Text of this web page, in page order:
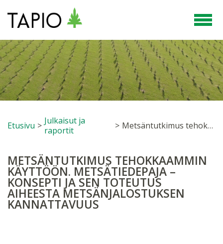
Etusivu > Julkaisut ja
raportit
> Metsäntutkimus tehokkaammin käyttöön. Metsätiedepaja – konsepti ja sen toteutus aiheesta Metsänjalostuksen kannattavuus
METSÄNTUTKIMUS TEHOKKAAMMIN
KÄYTTÖÖN. METSÄTIEDEPAJA –
KONSEPTI JA SEN TOTEUTUS
AIHEESTA METSÄNJALOSTUKSEN
KANNATTAVUUS